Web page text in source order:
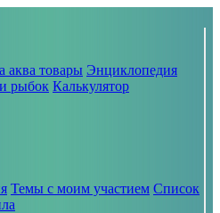
аква товары Энциклопедия
рыбок Калькулятор
Темы с моим участием Список